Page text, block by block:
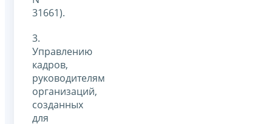
31661).
3.
Управлению
кадров,
руководителям
организаций,
созданных
для